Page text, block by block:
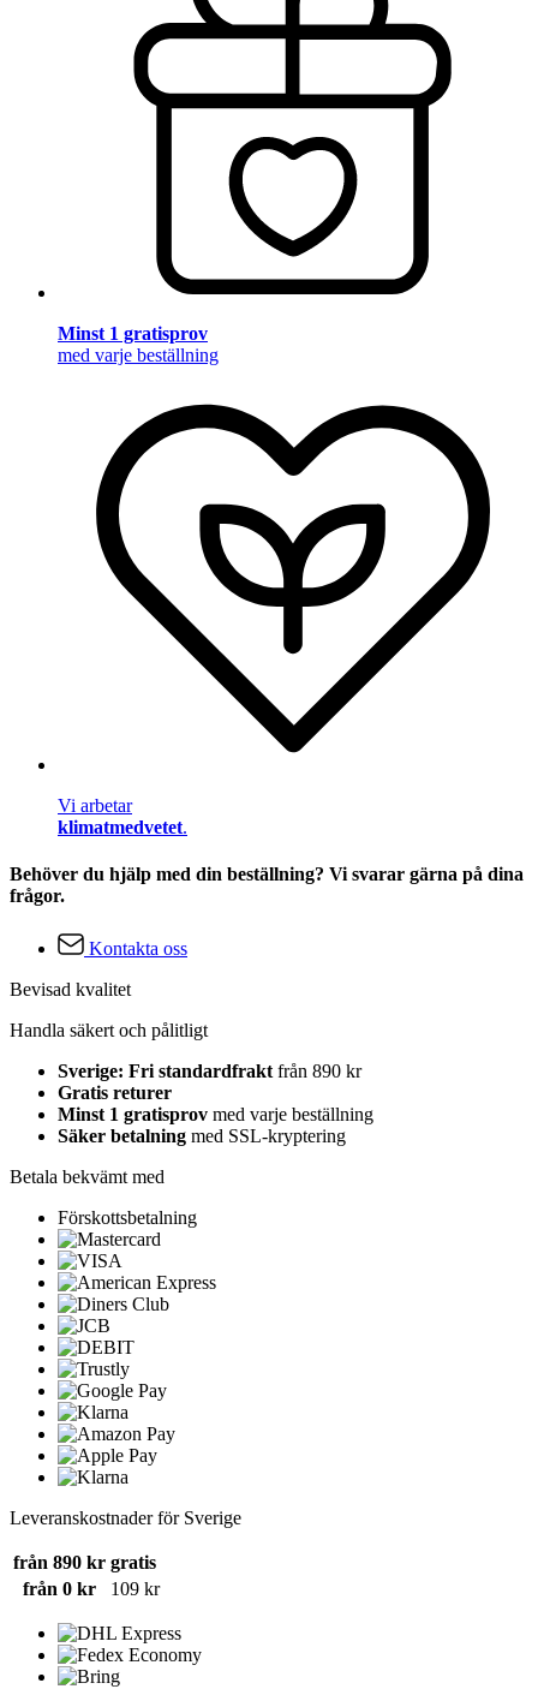
Minst 1 gratisprov
med varje beställning
Vi arbetar
klimatmedvetet.
Behöver du hjälp med din beställning? Vi svarar gärna på dina
frågor.
Kontakta oss
Bevisad kvalitet
Handla säkert och pålitligt
Sverige: Fri standardfrakt från 890 kr
Gratis returer
Minst 1 gratisprov med varje beställning
Säker betalning med SSL-kryptering
Betala bekvämt med
Förskottsbetalning
Leveranskostnader för Sverige
från 890 kr gratis
från 0 kr
109 kr